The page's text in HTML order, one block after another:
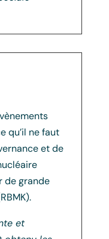
qu’il ne faut
et de
de grande
et